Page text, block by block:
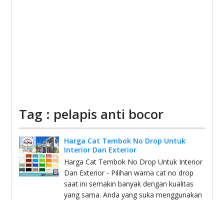
Tag : pelapis anti bocor
Harga Cat Tembok No Drop Untuk
Interior Dan Exterior
Harga Cat Tembok No Drop Untuk Interior
Dan Exterior - Pilihan warna cat no drop
saat ini semakin banyak dengan kualitas
yang sama. Anda yang suka menggunakan